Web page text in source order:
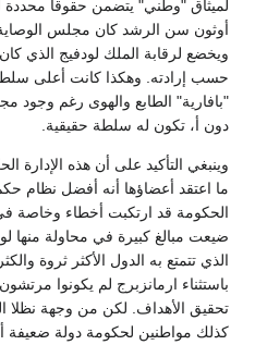
أوثون سن الرشد كان مجلس
ويخضع لرقابة الملك لودفيج الذي
حسب إرادته. وهكذا كانت أعلى
"بافارية" الطابع والهوى رغم وجود
دون أ، تكون له سلطة حقيقية.
وينبغي التأكيد على أن هذه الإدارة
ما اعتقد أعضاؤها أنه أفضل نظام
الحكومة قد ارتكبت أخطاء وخاصة في
ضيعت مبالغ كبيرة في محاولة منها
الذي تتمتع به الدول الأكثر ثروة
باستثناء ارمانزبرج لم يكونوا
تحقيق الأهداف. لكن من وجهة نظلا
كذلك مواطنين لحكومة دولة ضعيفة